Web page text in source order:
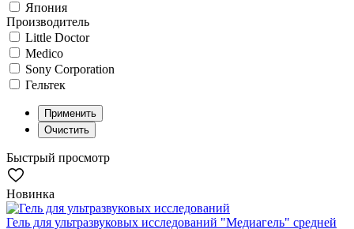
Япония
Производитель
Little Doctor
Medico
Sony Corporation
Гельтек
Быстрый просмотр
Новинка
Гель для ультразвуковых исследований "Медиагель" средней